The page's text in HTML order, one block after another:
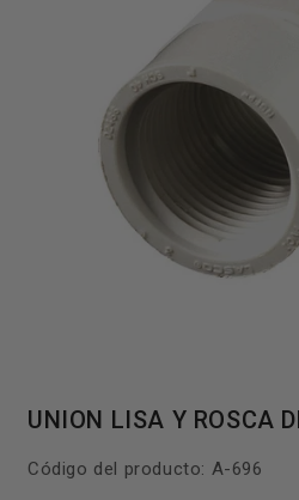
multimedia
una
UNION LISA Y ROSCA
Código del producto: SKU:
A-696